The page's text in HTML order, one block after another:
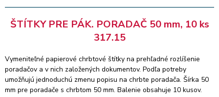
ŠTÍTKY PRE PÁK. PORADAČ 50 mm, 10 ks
317.15
Vymeniteľné papierové chrbtové štítky na prehľadné rozlíšenie
poradačov a v nich založených dokumentov. Podľa potreby
umožňujú jednoduchú zmenu popisu na chrbte poradača. Šírka 50
mm pre poradače s chrbtom 50 mm. Balenie obsahuje 10 kusov.